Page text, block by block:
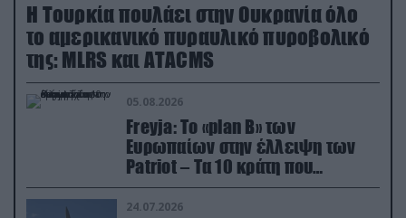
Η Τουρκία πουλάει στην Ουκρανία όλο
το αμερικανικό πυραυλικό πυροβολικό
της: MLRS και ΑΤΑCMS
05.08.2026
Freyja: Το «plan Β» των
Ευρωπαίων στην έλλειψη των
Patriot – Τα 10 κράτη που
συμμετέχουν στο δίκτυο
συνεργασίας
24.07.2026